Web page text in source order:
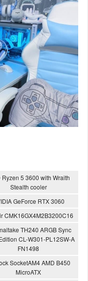
Ryzen 5 3600 with Wraith
Stealth cooler
GeForce RTX 3060
CMK16GX4M2B3200C16
TH240 ARGB Sync
CL-W301-PL12SW-A
FN1498
SocketAM4 AMD B450
MicroATX